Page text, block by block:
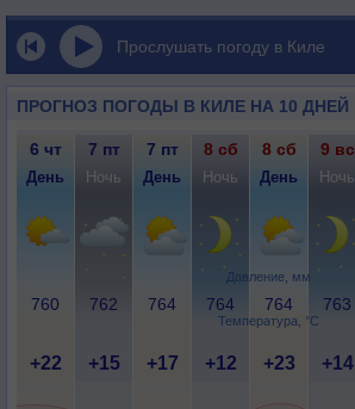
Прослушать погоду в Киле
ПРОГНОЗ ПОГОДЫ В КИЛЕ НА 10 ДНЕЙ
Давление, мм
Температура, °C
6 чт 7 пт 7 пт 8 сб 8 сб 9 вс
День Ночь День Ночь День Ночь
760 762 764 764 764 763
+22 +15 +17 +12 +23 +14